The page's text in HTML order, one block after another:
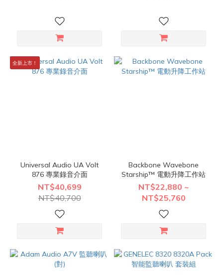
全新上市！
Universal Audio UA Volt
876 專業錄音介面
NT$40,699
NT$40,700
Backbone Wavebone
Starship™ 電動升降工作站
NT$22,880 ~
NT$25,760